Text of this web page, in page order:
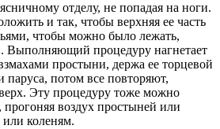
отделу, не попадая на ноги.
и так, чтобы верхняя ее часть
чтобы можно было лежать,
Выполняющий процедуру нагнетает
простыни, держа ее торцевой
паруса, потом все повторяют,
Эту процедуру тоже можно
прогоняя воздух простыней или
коленям.